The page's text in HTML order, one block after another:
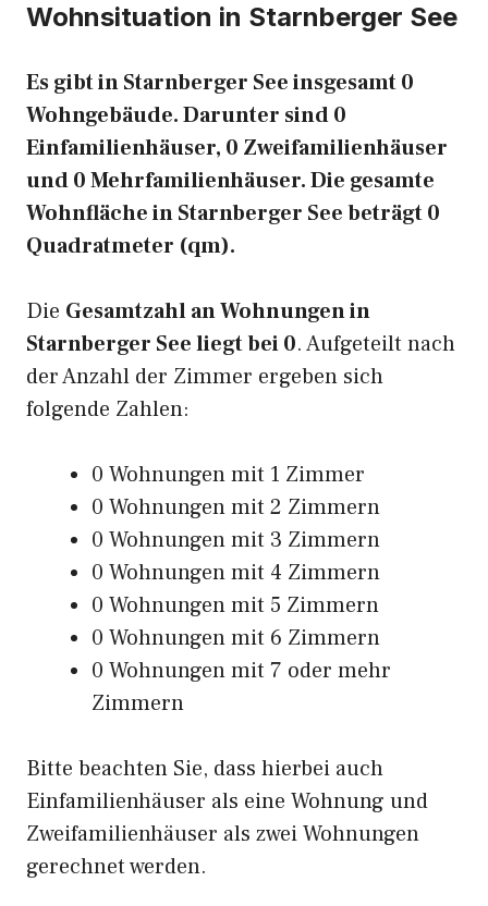
Wohnsituation in Starnberger See
Es gibt in Starnberger See insgesamt 0
Wohngebäude. Darunter sind 0
Einfamilienhäuser, 0 Zweifamilienhäuser
und 0 Mehrfamilienhäuser. Die gesamte
Wohnfläche in Starnberger See beträgt 0
Quadratmeter (qm).
Die Gesamtzahl an Wohnungen in
Starnberger See liegt bei 0. Aufgeteilt nach
der Anzahl der Zimmer ergeben sich
folgende Zahlen:
0 Wohnungen mit 1 Zimmer
0 Wohnungen mit 2 Zimmern
0 Wohnungen mit 3 Zimmern
0 Wohnungen mit 4 Zimmern
0 Wohnungen mit 5 Zimmern
0 Wohnungen mit 6 Zimmern
0 Wohnungen mit 7 oder mehr
Zimmern
Bitte beachten Sie, dass hierbei auch
Einfamilienhäuser als eine Wohnung und
Zweifamilienhäuser als zwei Wohnungen
gerechnet werden.